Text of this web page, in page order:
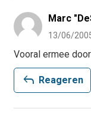
Marc
13/06/
Vooral ermee
reply Reageren